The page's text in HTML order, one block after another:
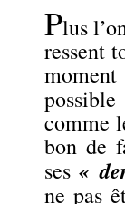
Plus
ressent
possible
comme
bon de
ses«
ne pas